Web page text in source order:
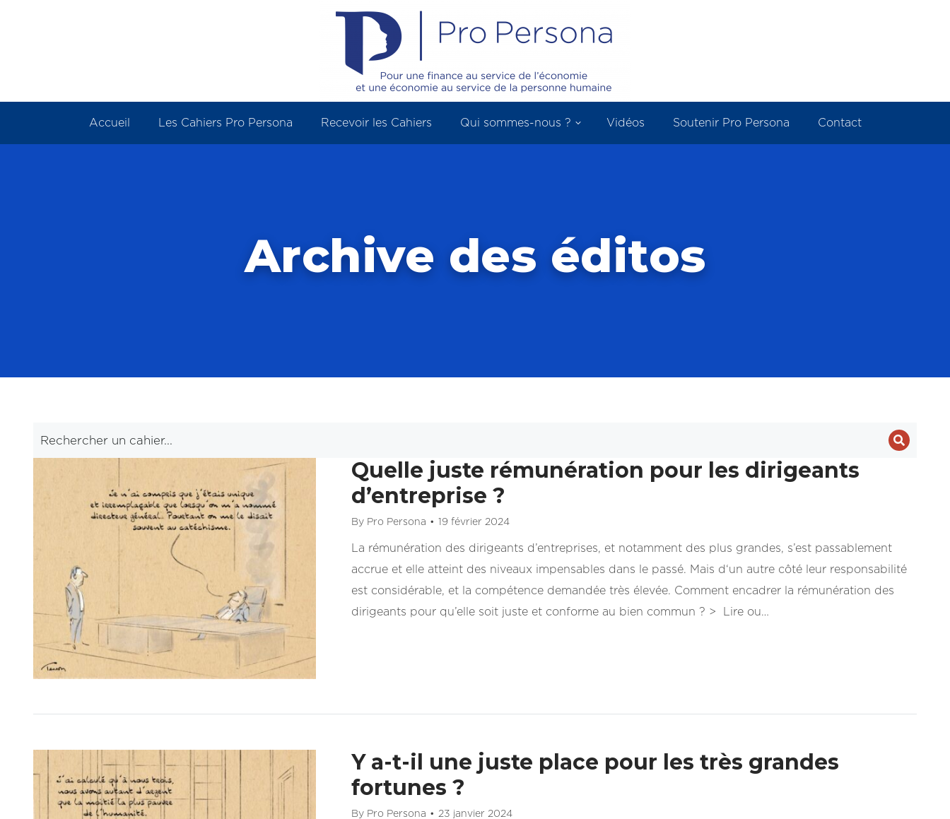
Accueil Les Cahiers Pro Persona Recevoir les Cahiers Qui sommes-nous ? Vidéos Soutenir Pro Persona Contact
Archive des éditos
Quelle juste rémunération pour les dirigeants
d’entreprise ?
By Pro Persona 19 février 2024
La rémunération des dirigeants d’entreprises, et notamment des plus grandes, s’est passablement
accrue et elle atteint des niveaux impensables dans le passé. Mais d‘un autre côté leur responsabilité
est considérable, et la compétence demandée très élevée. Comment encadrer la rémunération des
dirigeants pour qu’elle soit juste et conforme au bien commun ? > Lire ou…
Y a-t-il une juste place pour les très grandes
fortunes ?
By Pro Persona 23 janvier 2024